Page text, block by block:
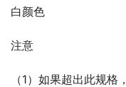
白颜色
注意
（1）如果超出此规格